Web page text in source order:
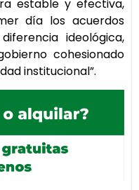
estable y efectiva,
día los acuerdos
ideológica,
cohesionado
institucional”.